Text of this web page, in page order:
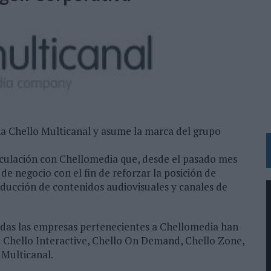
MARCAS
A PRUEBA LA CREATIVIDAD DE LAS MARCAS
EN VERANO Y SUPERA AL MÓVIL COMO DISPOSITIVO MÁS UTILIZADO
COMERCIAL GLOBAL
INSPIRADA EN CORNETTO, CALIPPO Y SOLERO
GESTIÓN DE SUS RELACIONES CON LOS MEDIOS
EN SU ÚLTIMA CAMPAÑA INTERNACIONAL
MARCA A LARGO PLAZO Y LA MEDICIÓN SON DOS CARAS DE LA MISMA
Chello Multicanal y asume la marca del grupo
con Chellomedia que, desde el pasado mes
negocio con el fin de reforzar la posición de
de contenidos audiovisuales y canales de
las empresas pertenecientes a Chellomedia han
Interactive, Chello On Demand, Chello Zone,